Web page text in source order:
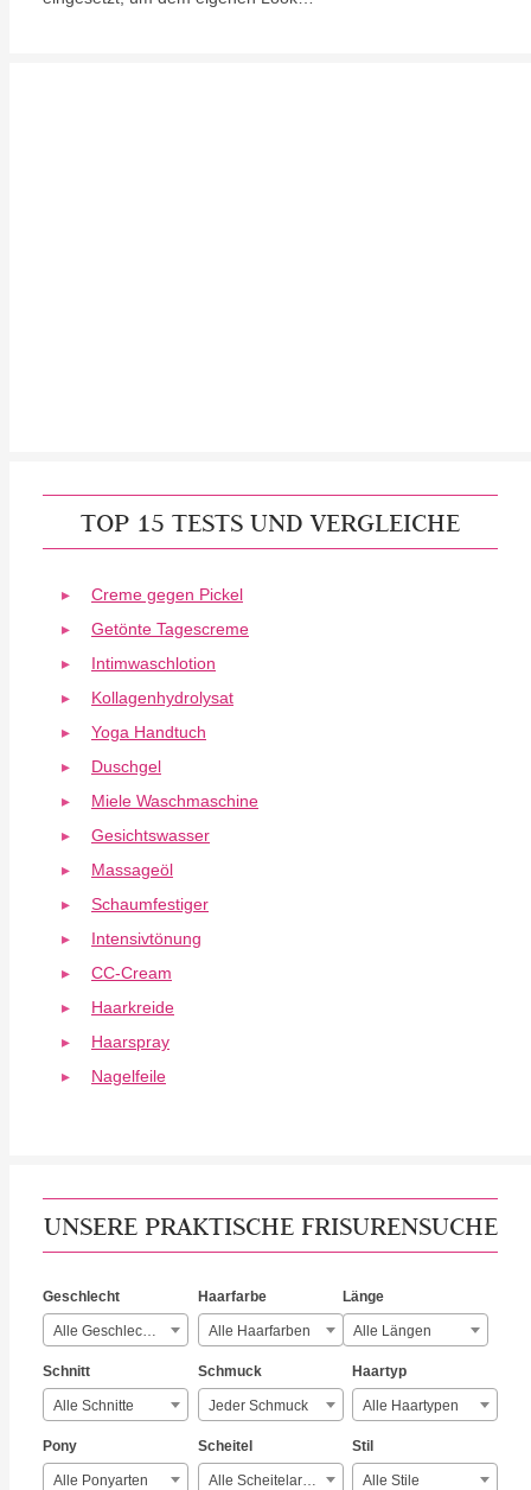
TOP 15 TESTS UND VERGLEICHE
Creme gegen Pickel
Getönte Tagescreme
Intimwaschlotion
Kollagenhydrolysat
Yoga Handtuch
Duschgel
Miele Waschmaschine
Gesichtswasser
Massageöl
Schaumfestiger
Intensivtönung
CC-Cream
Haarkreide
Haarspray
Nagelfeile
UNSERE PRAKTISCHE FRISURENSUCHE
Geschlecht
Alle Geschlechter
Haarfarbe
Alle Haarfarben
Länge
Alle Längen
Schnitt
Alle Schnitte
Schmuck
Jeder Schmuck
Haartyp
Alle Haartypen
Pony
Alle Ponyarten
Scheitel
Alle Scheitelarten
Stil
Alle Stile